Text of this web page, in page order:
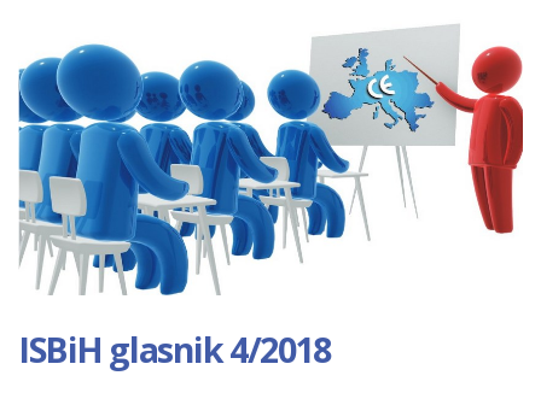
ISBiH glasnik 4/2018